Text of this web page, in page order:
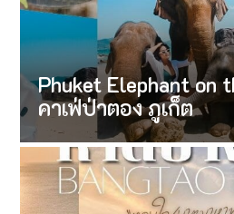
Phuket Elephant on
คาเฟ่ป่าตอง ภูเก็ต